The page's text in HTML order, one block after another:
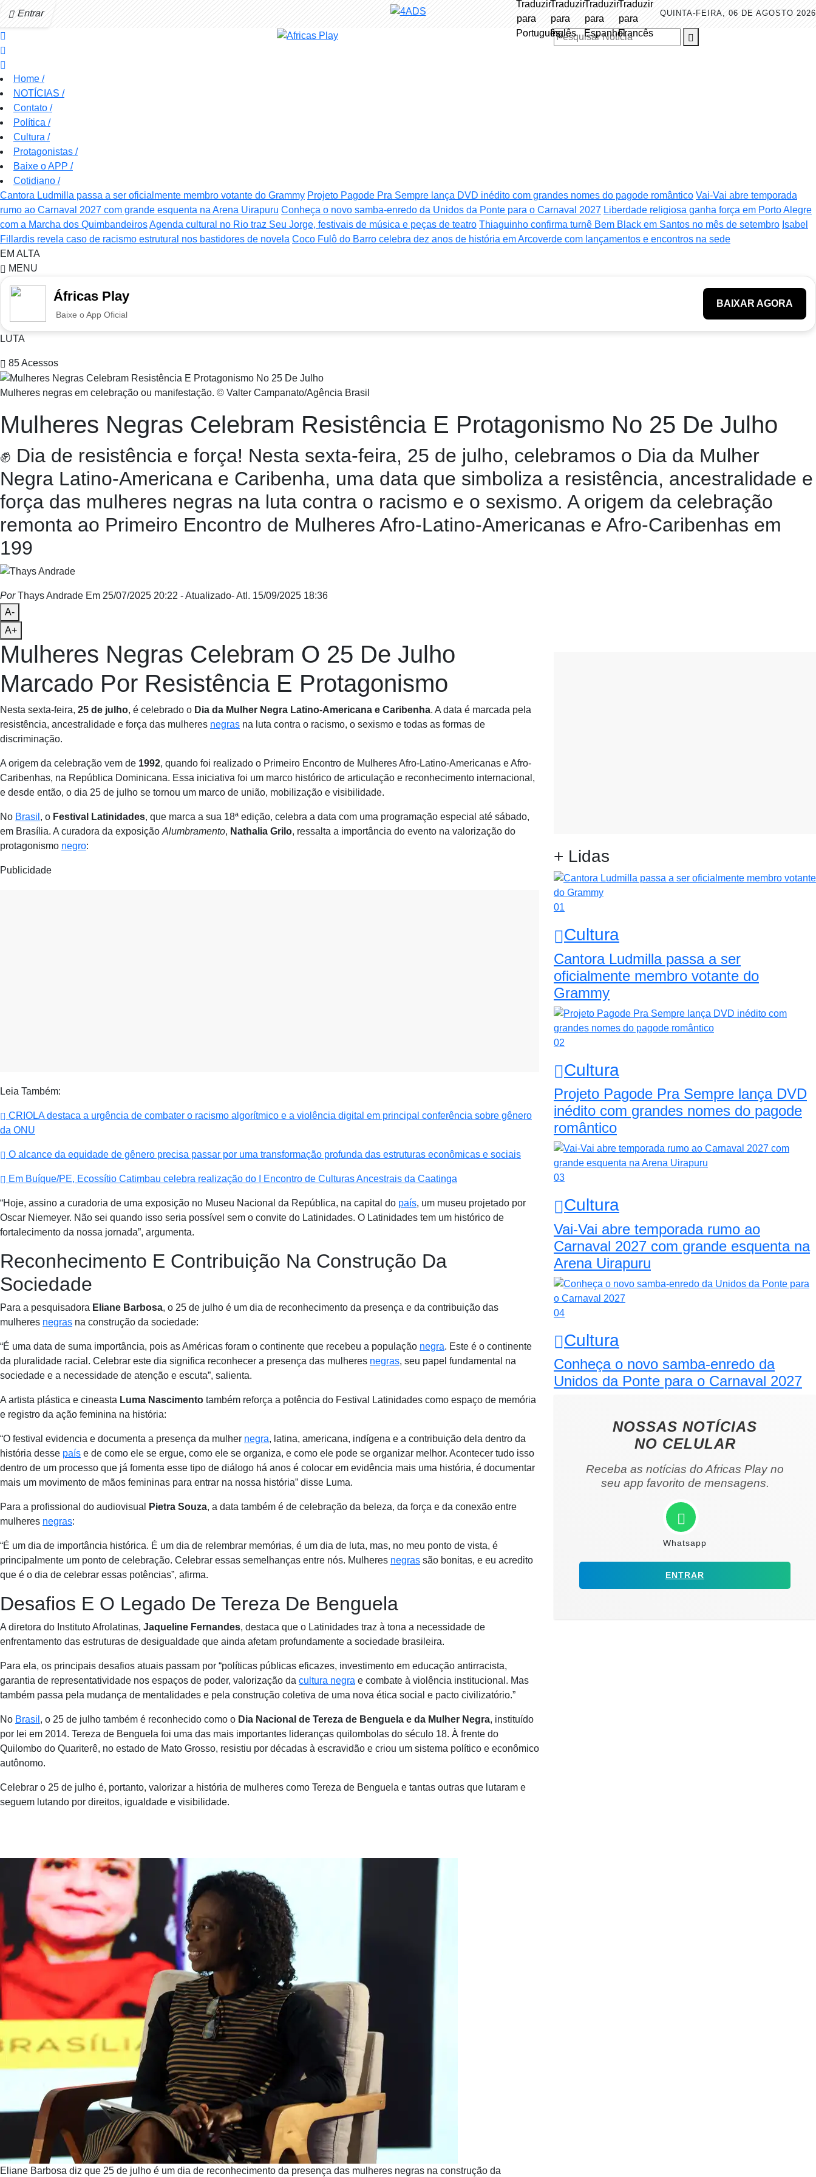
Entrar QUINTA-FEIRA, 06 DE AGOSTO 2026
Pesquisar Notícia
Home /
NOTÍCIAS /
Contato /
Política /
Cultura /
Protagonistas /
Baixe o APP /
Cotidiano /
Cantora Ludmilla passa a ser oficialmente membro votante do Grammy Projeto Pagode Pra Sempre lança DVD inédito com grandes nomes do pagode romântico Vai-Vai abre temporada
rumo ao Carnaval 2027 com grande esquenta na Arena Uirapuru Conheça o novo samba-enredo da Unidos da Ponte para o Carnaval 2027 Liberdade religiosa ganha força em Porto Alegre
com a Marcha dos QuimbandeirosAgenda cultural no Rio traz Seu Jorge, festivais de música e peças de teatro Thiaguinho confirma turnê Bem Black em Santos no mês de setembro Isabel
Fillardis revela caso de racismo estrutural nos bastidores de novela Coco Fulô do Barro celebra dez anos de história em Arcoverde com lançamentos e encontros na sede
EM ALTA
MENU
Áfricas Play
Baixe o App Oficial
BAIXAR AGORA
LUTA
85Acessos
Mulheres negras em celebração ou manifestação. © Valter Campanato/Agência Brasil
Mulheres Negras Celebram Resistência E Protagonismo No 25 De Julho
✊ Dia de resistência e força! Nesta sexta-feira, 25 de julho, celebramos o Dia da Mulher
Negra Latino-Americana e Caribenha, uma data que simboliza a resistência, ancestralidade e
força das mulheres negras na luta contra o racismo e o sexismo. A origem da celebração
remonta ao Primeiro Encontro de Mulheres Afro-Latino-Americanas e Afro-Caribenhas em
199
PorThays Andrade Em 25/07/2025 20:22 - Atualizado- Atl. 15/09/2025 18:36
A-
A+
Mulheres Negras Celebram O 25 De Julho
Marcado Por Resistência E Protagonismo
Nesta sexta-feira, 25 de julho, é celebrado o Dia da Mulher Negra Latino-Americana e Caribenha. A data é marcada pela
resistência, ancestralidade e força das mulheres negras na luta contra o racismo, o sexismo e todas as formas de
discriminação.
A origem da celebração vem de 1992, quando foi realizado o Primeiro Encontro de Mulheres Afro-Latino-Americanas e Afro-
Caribenhas, na República Dominicana. Essa iniciativa foi um marco histórico de articulação e reconhecimento internacional,
e desde então, o dia 25 de julho se tornou um marco de união, mobilização e visibilidade.
No Brasil , o Festival Latinidades, que marca a sua 18ª edição, celebra a data com uma programação especial até sábado,
em Brasília. A curadora da exposição Alumbramento, Nathalia Grilo, ressalta a importância do evento na valorização do
protagonismo negro:
Publicidade
Leia Também:
CRIOLA destaca a urgência de combater o racismo algorítmico e a violência digital em principal conferência sobre gênero
da ONU
O alcance da equidade de gênero precisa passar por uma transformação profunda das estruturas econômicas e sociais
Em Buíque/PE, Ecossítio Catimbau celebra realização do I Encontro de Culturas Ancestrais da Caatinga
“Hoje, assino a curadoria de uma exposição no Museu Nacional da República, na capital do país, um museu projetado por
Oscar Niemeyer. Não sei quando isso seria possível sem o convite do Latinidades. O Latinidades tem um histórico de
fortalecimento da nossa jornada”, argumenta.
Reconhecimento E Contribuição Na Construção Da
Sociedade
Para a pesquisadora Eliane Barbosa, o 25 de julho é um dia de reconhecimento da presença e da contribuição das
mulheres negras na construção da sociedade:
“É uma data de suma importância, pois as Américas foram o continente que recebeu a população negra. Este é o continente
da pluralidade racial. Celebrar este dia significa reconhecer a presença das mulheres negras, seu papel fundamental na
sociedade e a necessidade de atenção e escuta”, salienta.
A artista plástica e cineasta Luma Nascimento também reforça a potência do Festival Latinidades como espaço de memória
e registro da ação feminina na história:
“O festival evidencia e documenta a presença da mulher negra, latina, americana, indígena e a contribuição dela dentro da
história desse país e de como ele se ergue, como ele se organiza, e como ele pode se organizar melhor. Acontecer tudo isso
dentro de um processo que já fomenta esse tipo de diálogo há anos é colocar em evidência mais uma história, é documentar
mais um movimento de mãos femininas para entrar na nossa história” disse Luma.
Para a profissional do audiovisual Pietra Souza, a data também é de celebração da beleza, da força e da conexão entre
mulheres negras:
“É um dia de importância histórica. É um dia de relembrar memórias, é um dia de luta, mas, no meu ponto de vista, é
principalmente um ponto de celebração. Celebrar essas semelhanças entre nós. Mulheres negras são bonitas, e eu acredito
que é o dia de celebrar essas potências”, afirma.
Desafios E O Legado De Tereza De Benguela
A diretora do Instituto Afrolatinas, Jaqueline Fernandes, destaca que o Latinidades traz à tona a necessidade de
enfrentamento das estruturas de desigualdade que ainda afetam profundamente a sociedade brasileira.
Para ela, os principais desafios atuais passam por “políticas públicas eficazes, investimento em educação antirracista,
garantia de representatividade nos espaços de poder, valorização da cultura negra e combate à violência institucional. Mas
também passa pela mudança de mentalidades e pela construção coletiva de uma nova ética social e pacto civilizatório.”
No Brasil , o 25 de julho também é reconhecido como o Dia Nacional de Tereza de Benguela e da Mulher Negra, instituído
por lei em 2014. Tereza de Benguela foi uma das mais importantes lideranças quilombolas do século 18. À frente do
Quilombo do Quariterê, no estado de Mato Grosso, resistiu por décadas à escravidão e criou um sistema político e econômico
autônomo.
Celebrar o 25 de julho é, portanto, valorizar a história de mulheres como Tereza de Benguela e tantas outras que lutaram e
seguem lutando por direitos, igualdade e visibilidade.
Eliane Barbosa diz que 25 de julho é um dia de reconhecimento da presença das mulheres negras na construção da
+ Lidas
01
Cultura
Cantora Ludmilla passa a ser
oficialmente membro votante do
Grammy
02
Cultura
Projeto Pagode Pra Sempre lança DVD
inédito com grandes nomes do pagode
romântico
03
Cultura
Vai-Vai abre temporada rumo ao
Carnaval 2027 com grande esquenta na
Arena Uirapuru
04
Cultura
Conheça o novo samba-enredo da
Unidos da Ponte para o Carnaval 2027
NOSSAS NOTÍCIAS
NO CELULAR
Receba as notícias do Africas Play no
seu app favorito de mensagens.
Whatsapp
ENTRAR